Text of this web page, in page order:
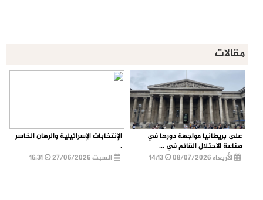
مقالات
على بريطانيا مواجهة دورها في
صناعة الاحتلال القائم في ...
الأربعاء 08/07/2026
الإنتخابات الإسرائيلية والرهان الخاسر
.
السبت 27/06/2026
16:31